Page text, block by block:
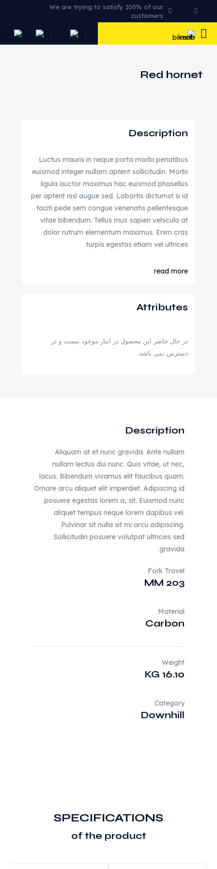
We are trying to satisfy 100% of our
customers
Red hornet
Description
Luctus mauris in neque porta morbi penatibus
euismod integer nullam aptent sollicitudin. Morbi
ligula auctor maximus hac euismod phasellus
per aptent nisl augue sed. Lobortis dictumst si id
taciti pede sem congue venenatis pellentesque
vitae bibendum. Tellus mus sapien vehicula at
dolor rutrum elementum maximus. Enim cras
turpis egestas etiam vel ultrices.
read more
Attributes
در حال حاضر این محصول در انبار موجود نیست و در
دسترس نمی باشد.
Description
Aliquam at et nunc gravida. Ante nullam
nullam lectus dui nunc. Quis vitae, ut nec,
lacus. Bibendum vivamus elit faucibus quam.
Ornare arcu aliquet elit imperdiet. Adipiscing id
posuere egestas lorem a, sit. Euismod nunc
aliquet tempus neque lorem dapibus vel.
Pulvinar sit nulla sit mi arcu adipiscing.
Sollicitudin posuere volutpat ultricies sed
gravida.
Fork Travel
203 MM
Material
Carbon
Weight
16.10 KG
Category
Downhill
SPECIFICATIONS
of the product